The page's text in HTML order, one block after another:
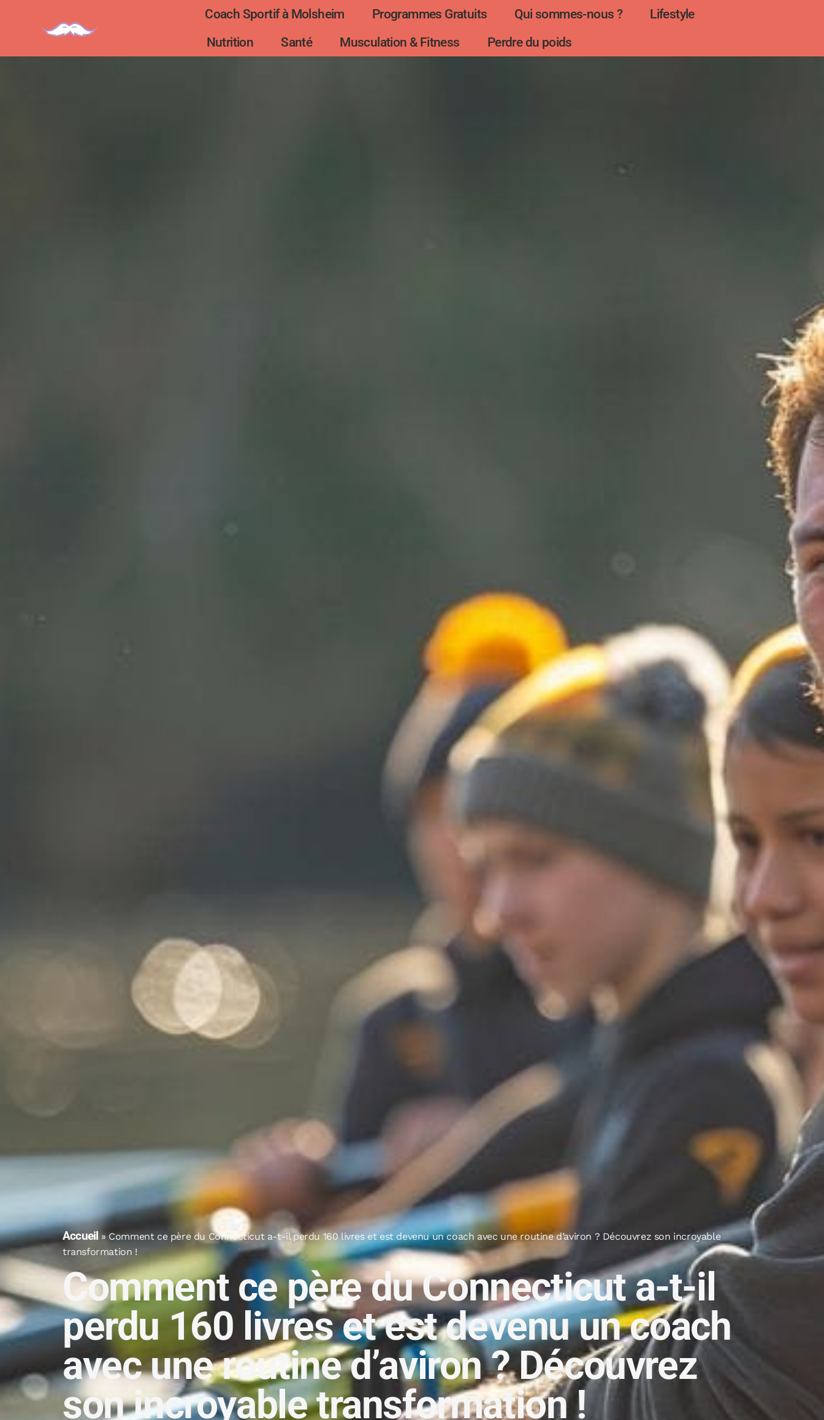
Coach Sportif à Molsheim Programmes Gratuits Qui sommes-nous ?
Lifestyle
Nutrition
Santé Musculation & Fitness Perdre du poids
Accueil »Comment ce père du Connecticut a-t-il perdu 160 livres et est devenu un coach avec une routine d’aviron ? Découvrez son incroyable
transformation !
Comment ce père du Connecticut a-t-il
perdu 160 livres et est devenu un coach
avec une routine d’aviron ? Découvrez
son incroyable transformation !